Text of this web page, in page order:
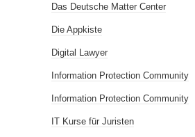
Das Deutsche Matter Center
Die Appkiste
Digital Lawyer
Information Protection Community
Information Protection Community
IT Kurse für Juristen